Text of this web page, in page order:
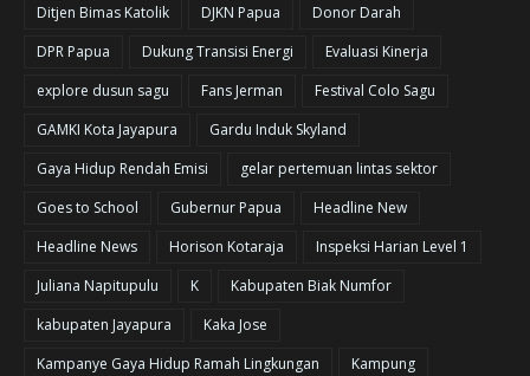
Ditjen Bimas Katolik
DJKN Papua
Donor Darah
DPR Papua
Dukung Transisi Energi
Evaluasi Kinerja
explore dusun sagu
Fans Jerman
Festival Colo Sagu
GAMKI Kota Jayapura
Gardu Induk Skyland
Gaya Hidup Rendah Emisi
gelar pertemuan lintas sektor
Goes to School
Gubernur Papua
Headline New
Headline News
Horison Kotaraja
Inspeksi Harian Level 1
Juliana Napitupulu
K
Kabupaten Biak Numfor
kabupaten Jayapura
Kaka Jose
Kampanye Gaya Hidup Ramah Lingkungan
Kampung